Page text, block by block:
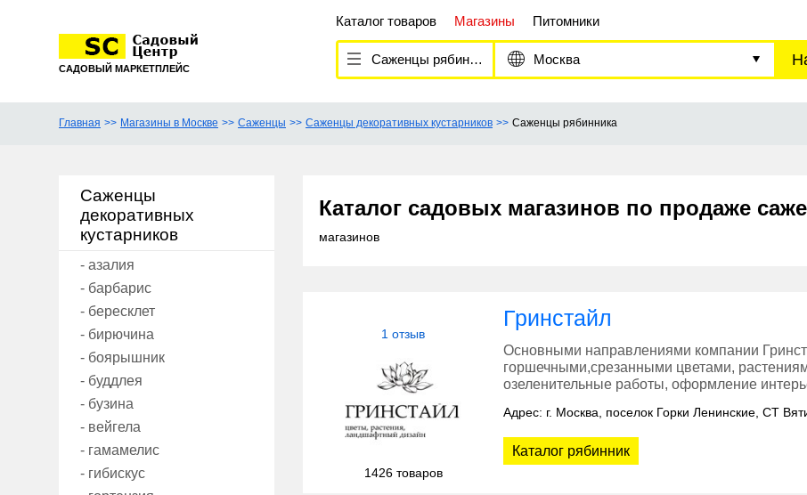
САДОВЫЙ МАРКЕТПЛЕЙС
Каталог товаров Магазины Питомники
Саженцы рябинника Москва
Главная Магазины в Москве Саженцы Саженцы декоративных кустарников Саженцы рябинника
Саженцы
декоративных
кустарников
- азалия
- барбарис
- бересклет
- бирючина
- боярышник
- буддлея
- бузина
- вейгела
- гамамелис
- гибискус
Каталог садовых магазинов по продаже
магазинов
1 отзыв
1426 товаров
Гринстайл
Основными направлениями компании
горшечными,срезанными цветами,
озеленительные работы, оформление
Адрес: г. Москва, поселок Горки Ленинские, СТ
Каталог рябинник